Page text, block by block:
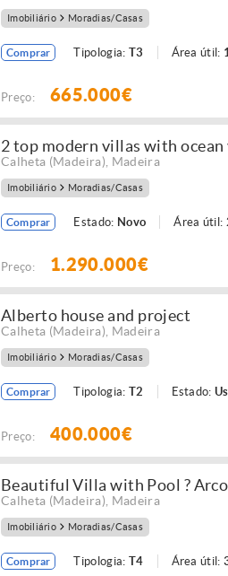
Imobiliário Moradias/Casas
Comprar Tipologia: T3 Área útil:
Preço: 665.000€
2 top modern villas with ocean
Calheta (Madeira) Madeira
Imobiliário Moradias/Casas
Comprar Estado: Novo Área útil:
Preço: 1.290.000€
Alberto house and project
Calheta (Madeira) Madeira
Imobiliário Moradias/Casas
Comprar Tipologia: T2 Estado:
Preço: 400.000€
Beautiful Villa with Pool ?
Calheta (Madeira) Madeira
Imobiliário Moradias/Casas
Comprar Tipologia: T4 Área útil: